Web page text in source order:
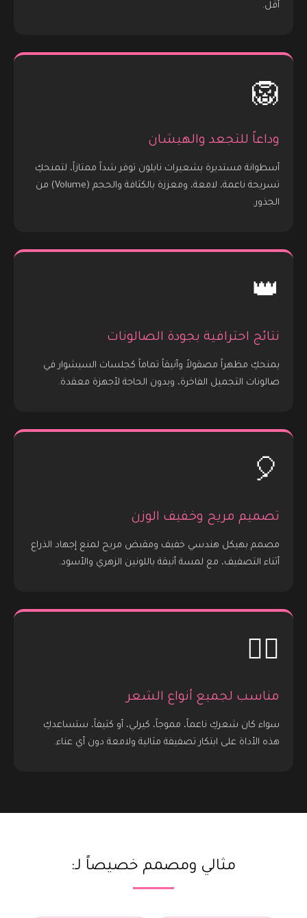
أقل.
🦁
وداعاً للتجعد والهيشان
أسطوانة مستديرة بشعيرات نايلون توفر شداً ممتازاً، لتمنحكِ
تسريحة ناعمة، لامعة، ومعززة بالكثافة والحجم (Volume) من
الجذور.
👑
نتائج احترافية بجودة الصالونات
يمنحكِ مظهراً مصقولاً وأنيقاً تماماً كجلسات السيشوار في
صالونات التجميل الفاخرة، وبدون الحاجة لأجهزة معقدة.
🎈
تصميم مريح وخفيف الوزن
مصمم بهيكل هندسي خفيف ومقبض مريح لمنع إجهاد الذراع
أثناء التصفيف، مع لمسة أنيقة باللونين الزهري والأسود.
💆‍♀️
مناسب لجميع أنواع الشعر
سواء كان شعركِ ناعماً، مموجاً، كيرلي، أو كثيفاً، ستساعدكِ
هذه الأداة على ابتكار تصفيفة مثالية ولامعة دون أي عناء.
مثالي ومصمم خصيصاً لـ: